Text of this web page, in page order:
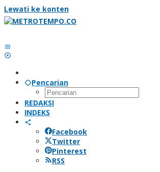
Lewati ke konten
Pencarian
REDAKSI
INDEKS
Facebook
Twitter
Pinterest
RSS